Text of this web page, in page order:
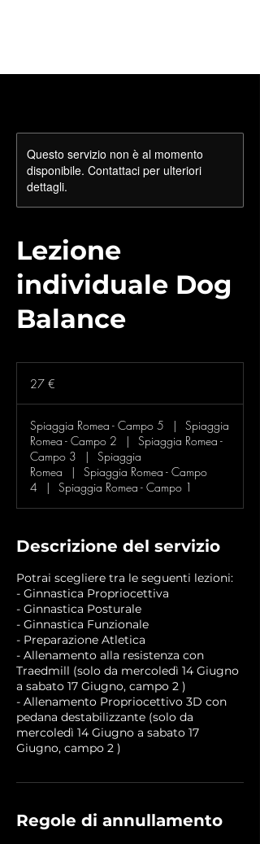
Questo servizio non è al momento
disponibile. Contattaci per ulteriori
dettagli.
Lezione
individuale Dog
Balance
27 €
Spiaggia Romea - Campo 5 |
Spiaggia
Romea - Campo 2
|
Spiaggia Romea -
Campo 3
|
Spiaggia
Romea
|
Spiaggia Romea - Campo
4
| Spiaggia Romea - Campo 1
Descrizione del servizio
Potrai scegliere tra le seguenti lezioni:
- Ginnastica Propriocettiva
- Ginnastica Posturale
- Ginnastica Funzionale
- Preparazione Atletica
- Allenamento alla resistenza con
Traedmill (solo da mercoledì 14 Giugno
a sabato 17 Giugno, campo 2 )
- Allenamento Propriocettivo 3D con
pedana destabilizzante (solo da
mercoledì 14 Giugno a sabato 17
Giugno, campo 2 )
Regole di annullamento